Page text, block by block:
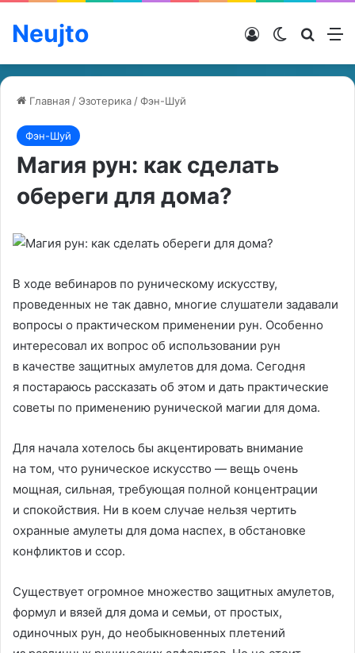
Neujto Switch skin
Войти
Главная / Эзотерика /Фэн-Шуй
Фэн-Шуй
Магия рун: как сделать
обереги для дома?
В ходе вебинаров по руническому искусству,
проведенных не так давно, многие слушатели задавали
вопросы о практическом применении рун. Особенно
интересовал их вопрос об использовании рун
в качестве защитных амулетов для дома. Сегодня
я постараюсь рассказать об этом и дать практические
советы по применению рунической магии для дома.
Для начала хотелось бы акцентировать внимание
на том, что руническое искусство — вещь очень
мощная, сильная, требующая полной концентрации
и спокойствия. Ни в коем случае нельзя чертить
охранные амулеты для дома наспех, в обстановке
конфликтов и ссор.
Существует огромное множество защитных амулетов,
формул и вязей для дома и семьи, от простых,
одиночных рун, до необыкновенных плетений